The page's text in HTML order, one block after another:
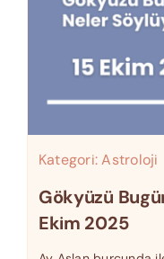
Kategori:Astroloji
Gökyüzü
Ekim 2025